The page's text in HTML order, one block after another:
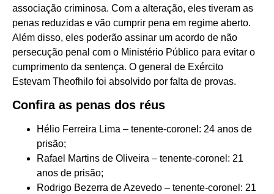
associação criminosa. Com a alteração, eles tiveram as
penas reduzidas e vão cumprir pena em regime aberto.
Além disso, eles poderão assinar um acordo de não
persecução penal com o Ministério Público para evitar o
cumprimento da sentença. O general de Exército
Estevam Theofhilo foi absolvido por falta de provas.
Confira as penas dos réus
Hélio Ferreira Lima – tenente-coronel: 24 anos de
prisão;
Rafael Martins de Oliveira – tenente-coronel: 21
anos de prisão;
Rodrigo Bezerra de Azevedo – tenente-coronel: 21